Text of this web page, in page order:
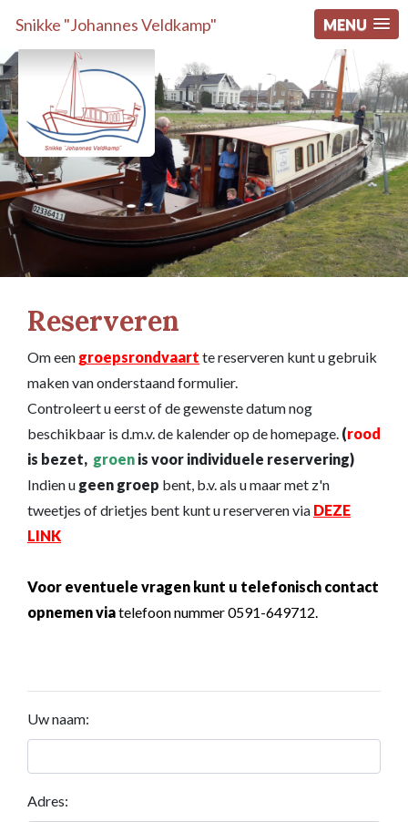
Snikke "Johannes Veldkamp" MENU
Reserveren
Om een groepsrondvaart te reserveren kunt u gebruik
maken van onderstaand formulier.
Controleert u eerst of de gewenste datum nog
beschikbaar is d.m.v. de kalender op de homepage. (rood
is bezet, groen is voor individuele reservering)
Indien u geen groep bent, b.v. als u maar met z'n
tweetjes of drietjes bent kunt u reserveren via DEZE
LINK
Voor eventuele vragen kunt u telefonisch contact
opnemen viatelefoon nummer 0591-649712.
Uw naam:
Adres: